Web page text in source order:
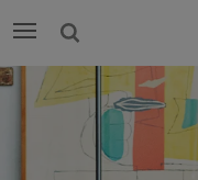
Carolina
Herrera